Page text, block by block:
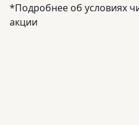
*Подробнее об условиях
акции